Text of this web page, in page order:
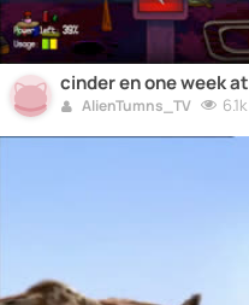
cinder en one week
AlienTumns_TV 6.1k